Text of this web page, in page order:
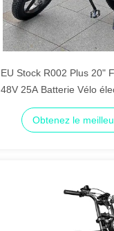
EU Stock R002 Plus 20"
48V 25A Batterie Vélo
750W 1200W Prix de
Obtenez le